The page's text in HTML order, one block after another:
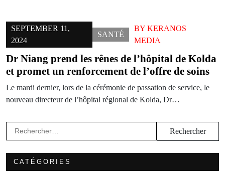
SEPTEMBER 11,
2024
SANTÉ
BY KERANOS
MEDIA
Dr Niang prend les rênes de l’hôpital de Kolda
et promet un renforcement de l’offre de soins
Le mardi dernier, lors de la cérémonie de passation de service, le
nouveau directeur de l’hôpital régional de Kolda, Dr…
Rechercher :
CATÉGORIES